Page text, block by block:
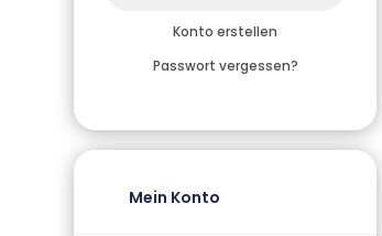
Konto erstellen
Passwort vergessen?
Mein Konto